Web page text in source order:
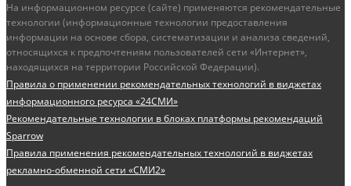
На информационном ресурсе (сайте) применяются рекомендательные
технологии (информационные технологии предоставления
информации на основе сбора, систематизации и анализа сведений,
относящихся к предпочтениям пользователей сети «Интернет»,
находящихся на территории Российской Федерации).
Правила о применении рекомендательных технологий в виджетах
информационного ресурса «24СМИ»
Рекомендательные технологии в блоках платформы рекомендаций
Sparrow
Правила применения рекомендательных технологий в виджетах
рекламно-обменной сети «СМИ2»